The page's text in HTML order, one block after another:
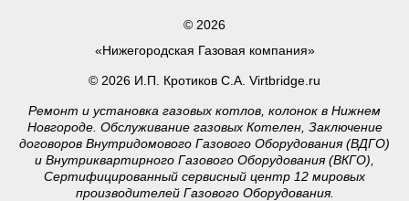
© 2026
«Нижегородская Газовая компания»
© 2026 И.П. Кротиков С.А. Virtbridge.ru
Ремонт и установка газовых котлов, колонок в Нижнем
Новгороде. Обслуживание газовых Котелен, Заключение
договоров Внутридомового Газового Оборудования (ВДГО)
и Внутриквартирного Газового Оборудования (ВКГО),
Сертифицированный сервисный центр 12 мировых
производителей Газового Оборудования.